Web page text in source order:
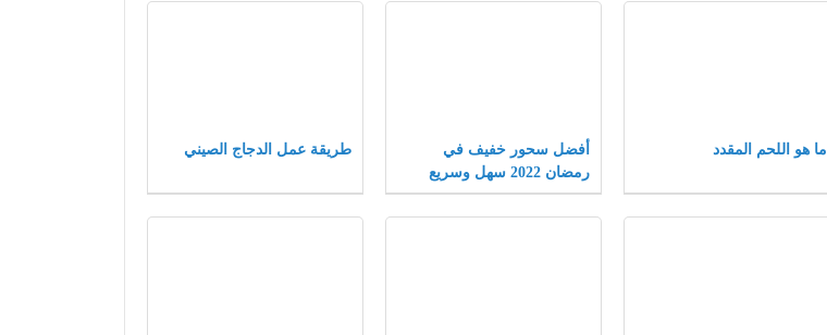
ما هو اللحم المقدد
أفضل سحور خفيف في
رمضان 2022 سهل وسريع
طريقة عمل الدجاج الصيني